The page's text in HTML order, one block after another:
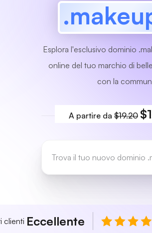
Esplora l'esclusivo dominio
online del tuo marchio di
con la
A partire da $19.20
clienti Eccellente